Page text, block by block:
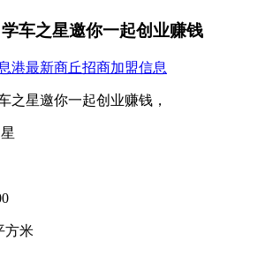
车之星邀你一起创业赚钱
港最新商丘招商加盟信息
之星邀你一起创业赚钱，
方米